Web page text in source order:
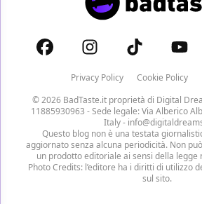
Privacy Policy Cookie Policy
© 2026 BadTaste.it proprietà di Digital
11885930963 - Sede legale: Via Alberico
Italy -
Questo blog non è una testata
aggiornato senza alcuna periodicità. Non
un prodotto editoriale ai sensi della legge
Photo Credits: l’editore ha i diritti di utilizzo
sul sito.